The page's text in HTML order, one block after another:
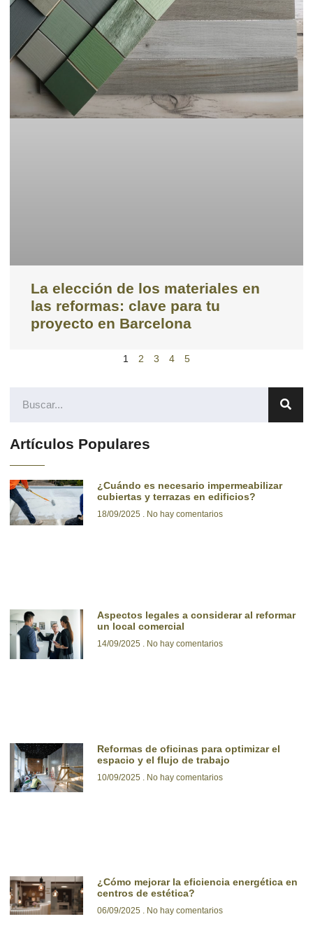
Artículos Populares
¿Cuándo es necesario impermeabilizar
cubiertas y terrazas en edificios?
18/09/2025 No hay comentarios
Aspectos legales a considerar al reformar
un local comercial
14/09/2025 No hay comentarios
Reformas de oficinas para optimizar el
espacio y el flujo de trabajo
10/09/2025 No hay comentarios
¿Cómo mejorar la eficiencia energética en
centros de estética?
06/09/2025 No hay comentarios
La elección de los materiales en
las reformas: clave para tu
proyecto en Barcelona
1 2 3 4 5